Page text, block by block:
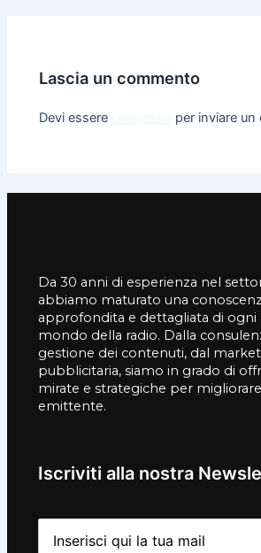
Lascia un commento
Devi essere per inviare
Da 30 anni di esperienza nel
abbiamo maturato una
approfondita e dettagliata di ogni
mondo della radio. Dalla
gestione dei contenuti, dal
pubblicitaria, siamo in grado di
mirate e strategiche per
emittente.
Iscriviti alla nostra